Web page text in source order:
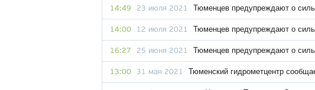
14:49 23 июля 2021 Тюменцев предупреждают о
14:00 12 июля 2021 Тюменцев предупреждают о
16:27 25 июня 2021 Тюменцев предупреждают о
13:00 31 мая 2021 Тюменский гидрометцентр